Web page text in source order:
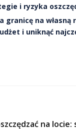
i ryzyka
granicę na własną
i uniknąć
na